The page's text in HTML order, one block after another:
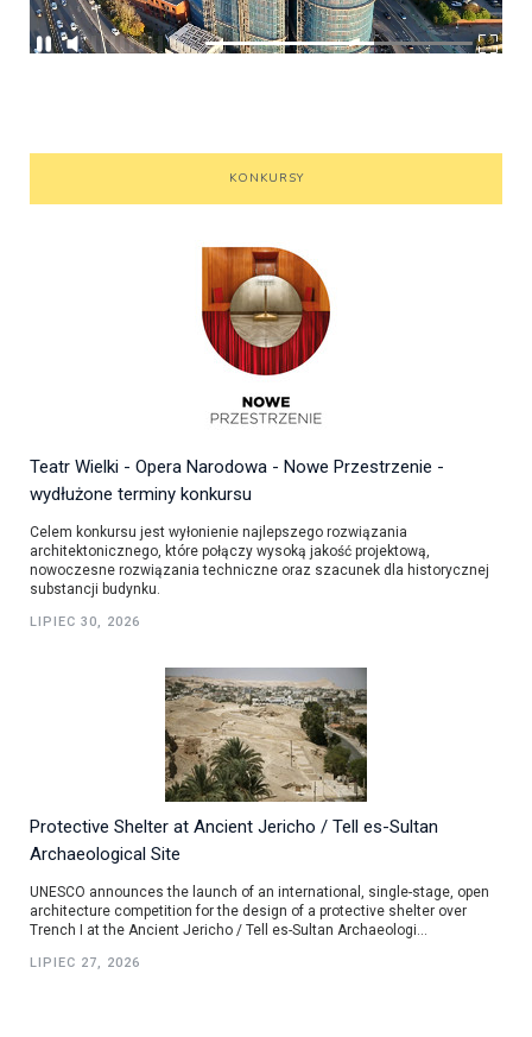
KONKURSY
Teatr Wielki - Opera Narodowa - Nowe Przestrzenie -
wydłużone terminy konkursu
Celem konkursu jest wyłonienie najlepszego rozwiązania
architektonicznego, które połączy wysoką jakość projektową,
nowoczesne rozwiązania techniczne oraz szacunek dla historycznej
substancji budynku.
LIPIEC 30, 2026
Protective Shelter at Ancient Jericho / Tell es-Sultan
Archaeological Site
UNESCO announces the launch of an international, single-stage, open
architecture competition for the design of a protective shelter over
Trench I at the Ancient Jericho / Tell es-Sultan Archaeologi...
LIPIEC 27, 2026